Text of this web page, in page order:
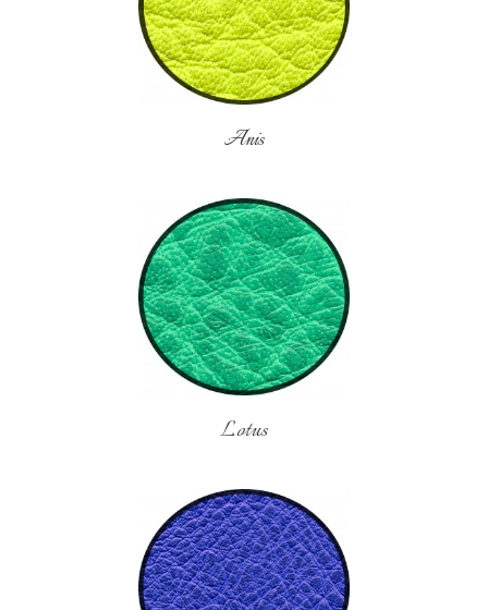
Anis
Lotus